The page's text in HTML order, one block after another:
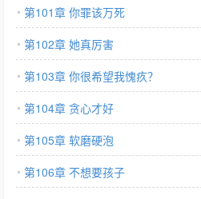
第101章 你罪该万死
第102章 她真厉害
第103章 你很希望我愧疚？
第104章 贪心才好
第105章 软磨硬泡
第106章 不想要孩子